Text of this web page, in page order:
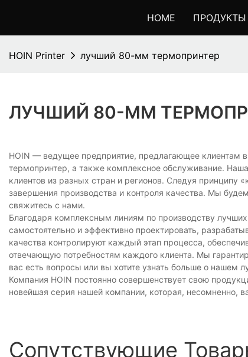
HOME ПРОДУКТЫ
HOIN Printer лучший 80-мм термопринтер
ЛУЧШИЙ 80-ММ
HOIN — ведущее предприятие, предлагающее
термопринтер, а также комплексное обслуживание.
клиентов из разных стран и регионов. Следуя принципу
завершения производства и контроля качества. Мы
свяжитесь с нами.
Благодаря комплексным линиям по производству
самостоятельно и эффективно проектировать,
качества контролируют каждый этап процесса,
отвечающую потребностям каждого клиента. Мы
вас есть вопросы или вы хотите узнать больше о
Компания HOIN постоянно совершенствует свою
новейшая серия нашей компании, которая, несомненно,
Сопутствующие